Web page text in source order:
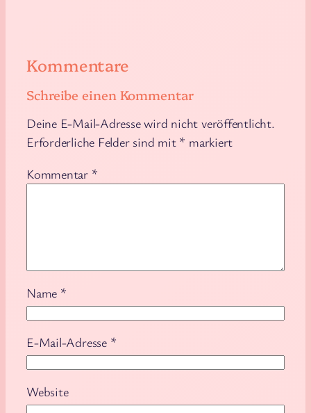
Kommentare
Schreibe einen Kommentar
Deine E-Mail-Adresse wird nicht veröffentlicht.
Erforderliche Felder sind mit * markiert
Kommentar *
Name *
E-Mail-Adresse *
Website